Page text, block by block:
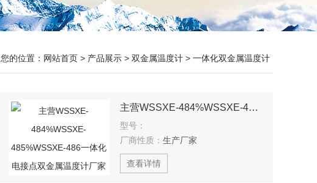
您的位置： 网站首页 > 产品展示 > 双金属温度计 > 一体化双金属温度计
主营WSSXE-484%WSSXE-485%WSSXE-486一体化电接点双金属温度计厂家
型号：
厂商性质： 生产厂家
查看详情